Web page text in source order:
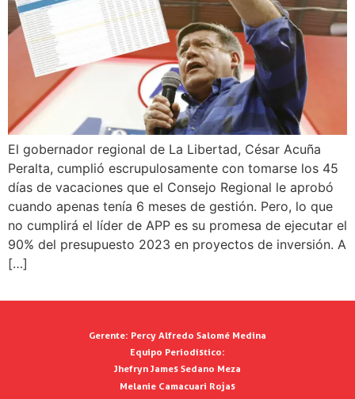
El gobernador regional de La Libertad, César Acuña
Peralta, cumplió escrupulosamente con tomarse los 45
días de vacaciones que el Consejo Regional le aprobó
cuando apenas tenía 6 meses de gestión. Pero, lo que
no cumplirá el líder de APP es su promesa de ejecutar el
90% del presupuesto 2023 en proyectos de inversión. A
[…]
Gerente: Percy Alfredo Salomé Medina
Equipo Periodístico:
Jhefryn James Sedano Meza
Melanie Camacuari Rojas